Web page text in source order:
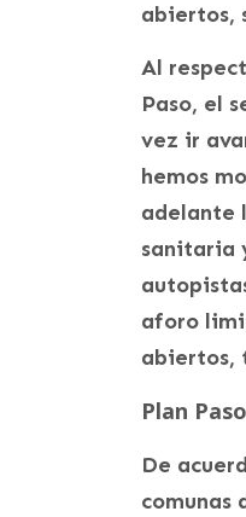
abiertos,
Al
Paso, el
vez ir
hemos
adelante
sanitaria
aforo
abiertos,
Plan
De
comunas